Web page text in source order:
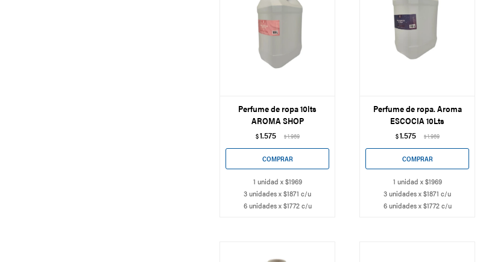
Perfume de ropa 10lts
AROMA SHOP
$1.575 $1.969
1 unidad x $1969
3 unidades x $1871 c/u
6 unidades x $1772 c/u
Perfume de ropa. Aroma
ESCOCIA 10Lts
$1.575 $1.969
1 unidad x $1969
3 unidades x $1871 c/u
6 unidades x $1772 c/u